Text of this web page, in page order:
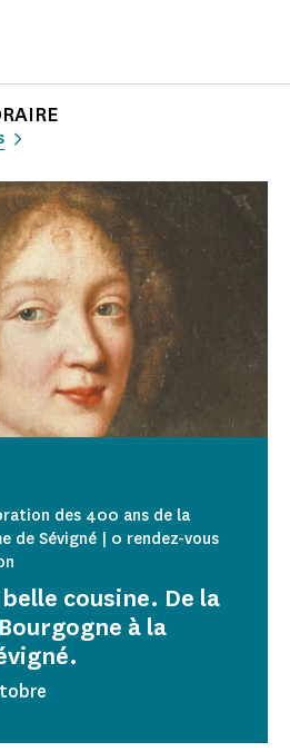
cousine. De la
à la
des 400 ans de la
de Sévigné | 0 rendez-vous